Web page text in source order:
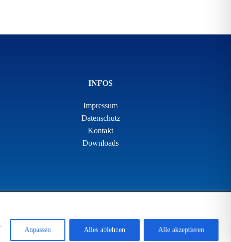
Anpassen Alles ablehnen Alle akzeptieren
INFOS
Impressum
Datenschutz
Kontakt
Downloads